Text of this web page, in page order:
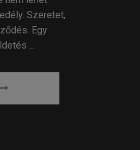
Szeretet,
Egy
...